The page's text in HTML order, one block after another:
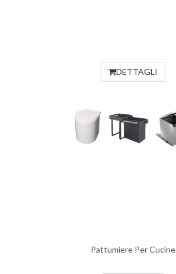
DETTAGLI
Pattumiere Per Cucine